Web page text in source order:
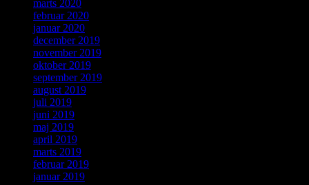
marts 2020
februar 2020
januar 2020
december 2019
november 2019
oktober 2019
september 2019
august 2019
juli 2019
juni 2019
maj 2019
april 2019
marts 2019
februar 2019
januar 2019